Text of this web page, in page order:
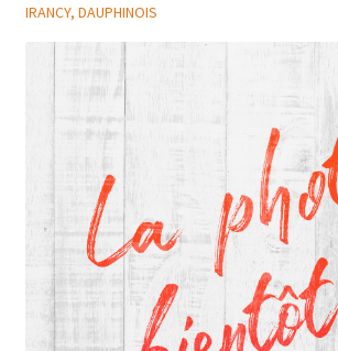
Plat du Jour/ Menu Week end
NOS BOUTIQUES
MON COMPTE
IRANCY, DAUPHINOIS